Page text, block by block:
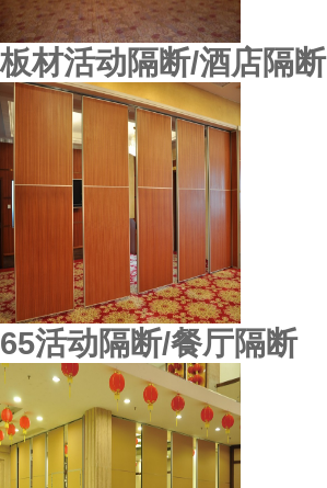
武汉美国百威啤酒厂
板材活动隔断/酒店隔断
65活动隔断/餐厅隔断